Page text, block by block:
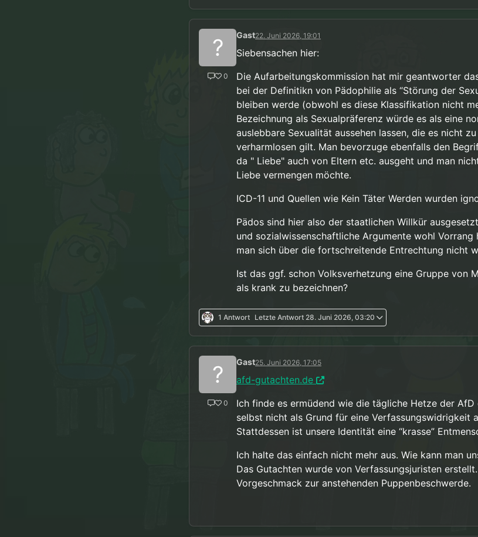
?
0
Gast22. Juni 2026, 19:01
Siebensachen hier:
Die Aufarbeitungskommission hat mir geantworter
bei der Definitikn von Pädophilie als “Störung der
bleiben werde (obwohl es diese Klassifikation nicht
Bezeichnung als Sexualpräferenz würde es als eine
auslebbare Sexualität aussehen lassen, die es nicht
verharmlosen gilt. Man bevorzuge ebenfalls den
da " Liebe" auch von Eltern etc. ausgeht und man
Liebe vermengen möchte.
ICD-11 und Quellen wie Kein Täter Werden wurden
Pädos sind hier also der staatlichen Willkür
und sozialwissenschaftliche Argumente wohl Vorrang
man sich über die fortschreitende Entrechtung nicht
Ist das ggf. schon Volksverhetzung eine Gruppe von
als krank zu bezeichnen?
1 Antwort Letzte Antwort 28. Juni 2026, 03:20
?
0
Gast25. Juni 2026, 17:05
afd-gutachten.de
Ich finde es ermüdend wie die tägliche Hetze der AfD
selbst nicht als Grund für eine Verfassungswidrigkeit
Stattdessen ist unsere Identität eine “krasse”
Ich halte das einfach nicht mehr aus. Wie kann man
Das Gutachten wurde von Verfassungsjuristen
Vorgeschmack zur anstehenden Puppenbeschwerde.